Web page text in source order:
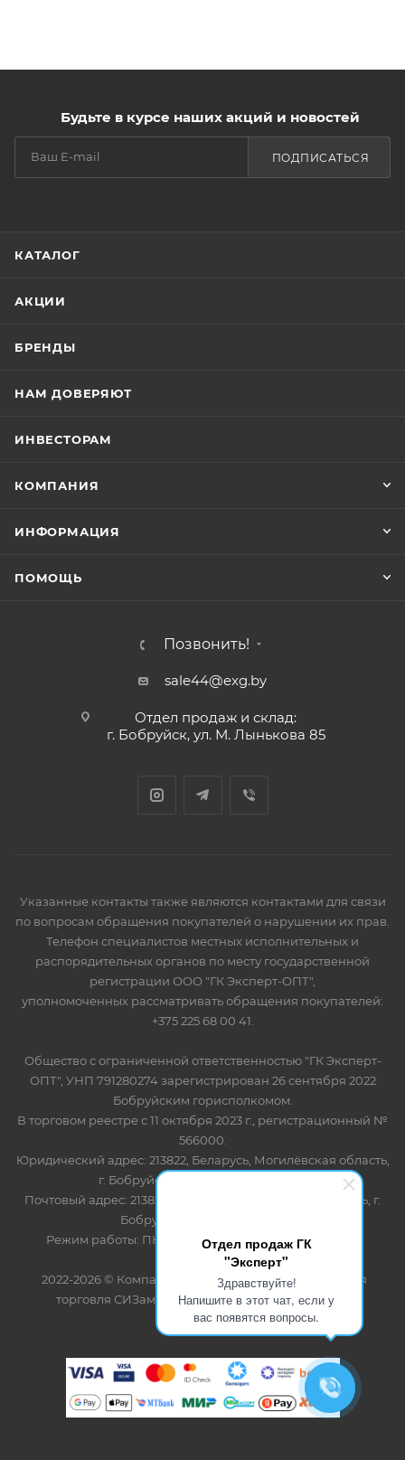
Отдел продаж ГК
"Эксперт"
Здравствуйте!
Напишите в этот чат, если у
вас появятся вопросы.
Будьте в курсе наших акций и новостей
ПОДПИСАТЬСЯ
КАТАЛОГ
АКЦИИ
БРЕНДЫ
НАМ ДОВЕРЯЮТ
ИНВЕСТОРАМ
КОМПАНИЯ
ИНФОРМАЦИЯ
ПОМОЩЬ
Позвонить!
sale44@exg.by
Отдел продаж и склад:
г. Бобруйск, ул. М. Лынькова 85
Указанные контакты также являются контактами для связи
по вопросам обращения покупателей о нарушении их прав.
Телефон специалистов местных исполнительных и
распорядительных органов по месту государственной
регистрации ООО "ГК Эксперт-ОПТ",
уполномоченных рассматривать обращения покупателей:
+375 225 68 00 41.
Общество с ограниченной ответственностью "ГК Эксперт-
ОПТ", УНП 791280274 зарегистрирован 26 сентября 2022
Бобруйским горисполкомом.
В торговом реестре с 11 октября 2023 г., регистрационный №
566000.
Юридический адрес: 213822, Беларусь, Могилёвская область,
г. Бобруйск, ул. Лынькова 85 пом 7
Почтовый адрес: 213822, Беларусь, Могилёвская область, г.
Бобруйск, ул. Лынькова, 85
Режим работы: ПН-ПТ 8.30-17.00, СБ-ВС - выходной
2022-2026 © Компания "Эксперт" - оптово-розничная
торговля СИЗами и одноразовыми расходными
материалами